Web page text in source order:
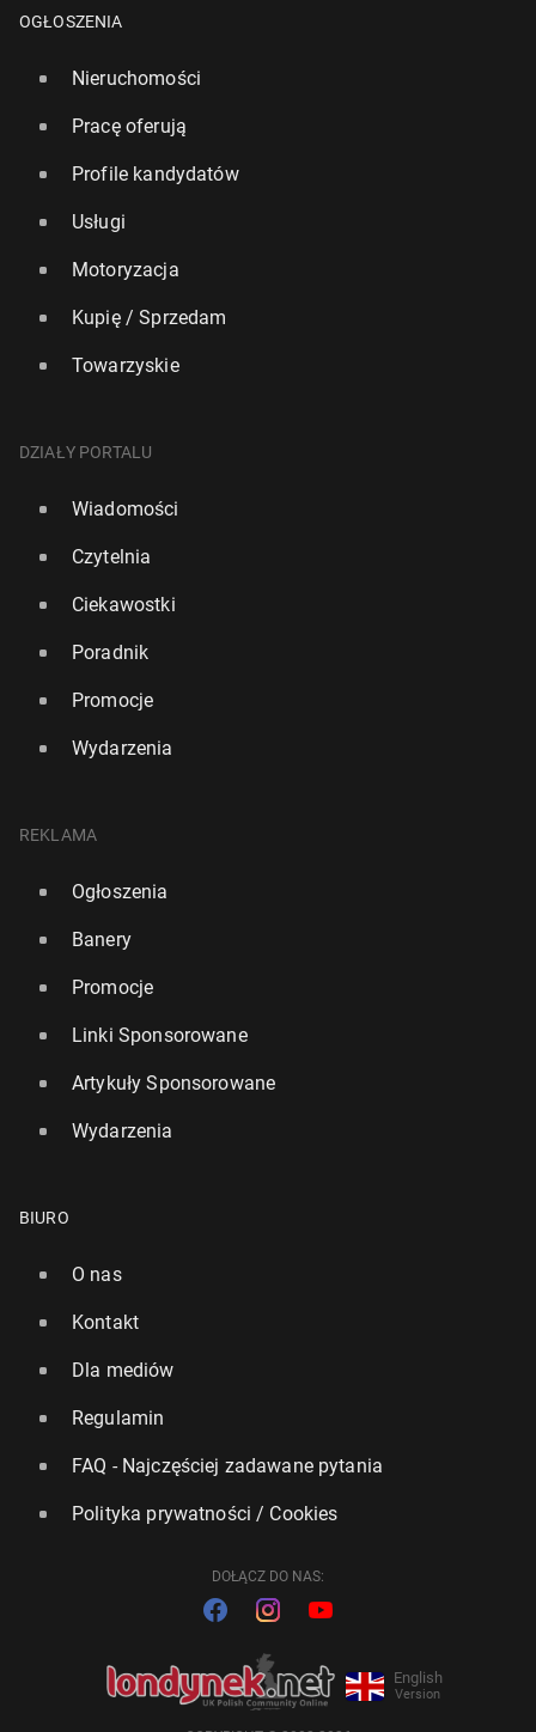
OGŁOSZENIA
Nieruchomości
Pracę oferują
Profile kandydatów
Usługi
Motoryzacja
Kupię / Sprzedam
Towarzyskie
DZIAŁY PORTALU
Wiadomości
Czytelnia
Ciekawostki
Poradnik
Promocje
Wydarzenia
REKLAMA
Ogłoszenia
Banery
Promocje
Linki Sponsorowane
Artykuły Sponsorowane
Wydarzenia
BIURO
O nas
Kontakt
Dla mediów
Regulamin
FAQ - Najczęściej zadawane pytania
Polityka prywatności / Cookies
DOŁĄCZ DO NAS:
English
Version